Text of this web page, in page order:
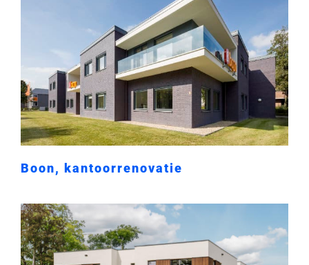
Boon, kantoorrenovatie